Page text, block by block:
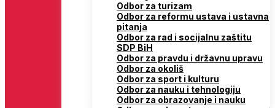
Odbor za turizam
Odbor za reformu ustava i ustavna
pitanja
Odbor za rad i socijalnu zaštitu
SDP BiH
Odbor za pravdu i državnu upravu
Odbor za okoliš
Odbor za sport i kulturu
Odbor za nauku i tehnologiju
Odbor za obrazovanje i nauku